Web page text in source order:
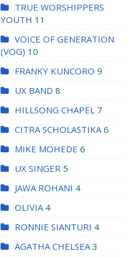
TRUE WORSHIPPERS
YOUTH 11
VOICE OF GENERATION
(VOG) 10
FRANKY KUNCORO 9
UX BAND 8
HILLSONG CHAPEL 7
CITRA SCHOLASTIKA 6
MIKE MOHEDE 6
UX SINGER 5
JAWA ROHANI 4
OLIVIA 4
RONNIE SIANTURI 4
AGATHA CHELSEA 3